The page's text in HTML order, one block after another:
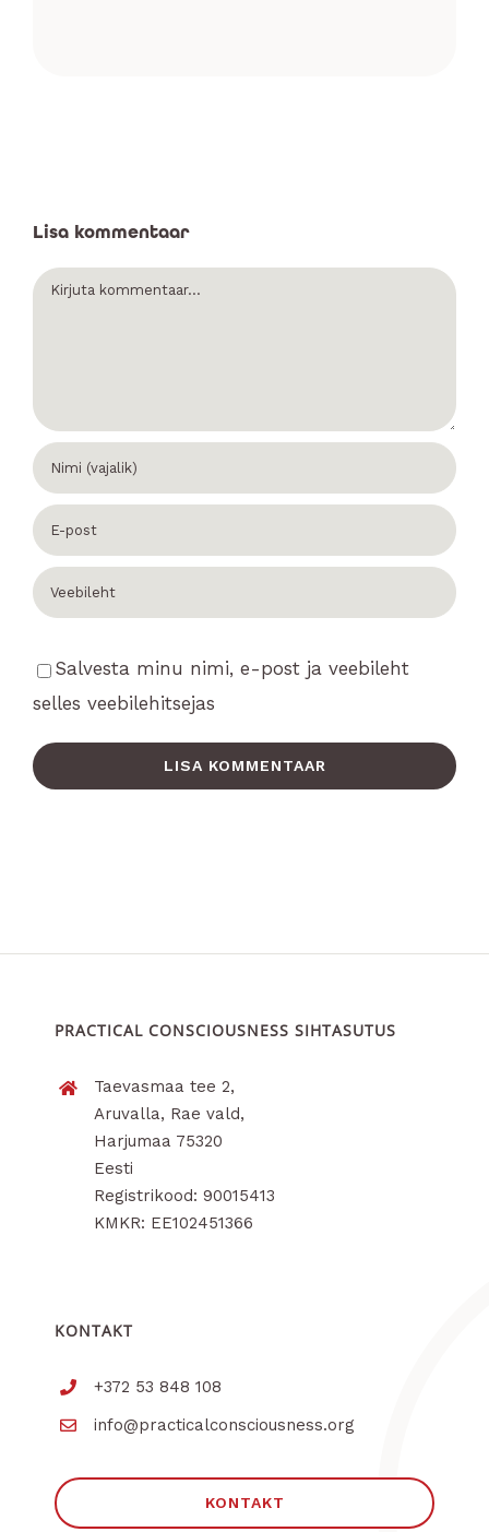
Lisa kommentaar
Comment
Salvesta minu nimi, e-post ja veebileht
selles veebilehitsejas
PRACTICAL CONSCIOUSNESS SIHTASUTUS
Taevasmaa tee 2,
Aruvalla, Rae vald,
Harjumaa 75320
Eesti
Registrikood: 90015413
KMKR: EE102451366
KONTAKT
+372 53 848 108
info@practicalconsciousness.org
KONTAKT